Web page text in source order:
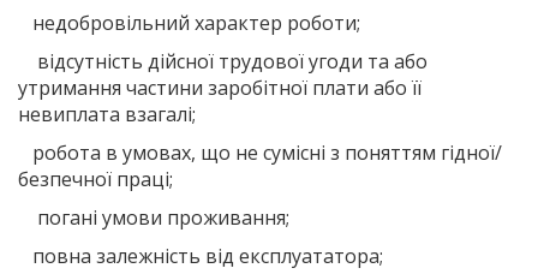
недобровільний характер роботи;
відсутність дійсної трудової угоди та або
утримання частини заробітної плати або її
невиплата взагалі;
робота в умовах, що не сумісні з поняттям гідної/
безпечної праці;
погані умови проживання;
повна залежність від експлуататора;